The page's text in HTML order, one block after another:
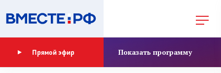
Прямой эфир Показать программу